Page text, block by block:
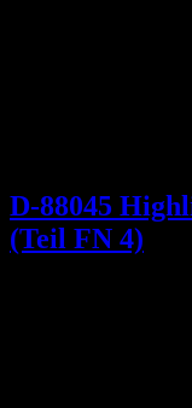
D-88045
(Teil FN 4)